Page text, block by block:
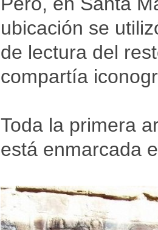
ubicación se
de lectura del
compartía
Toda la primera
está enmarcada